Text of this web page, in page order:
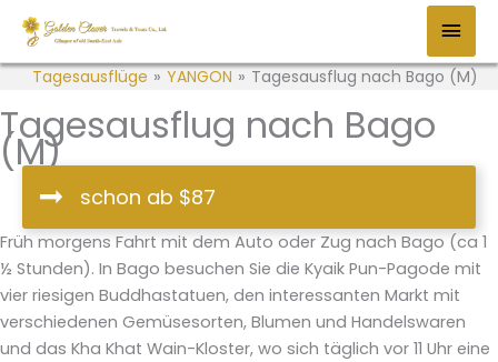
Zum
Inhalt
springen
Tagesausflüge » YANGON » Tagesausflug nach Bago (M)
Tagesausflug nach Bago
(M)
schon ab $87
Früh morgens Fahrt mit dem Auto oder Zug nach Bago (ca 1
½ Stunden). In Bago besuchen Sie die Kyaik Pun-Pagode mit
vier riesigen Buddhastatuen, den interessanten Markt mit
verschiedenen Gemüsesorten, Blumen und Handelswaren
und das Kha Khat Wain-Kloster, wo sich täglich vor 11 Uhr eine